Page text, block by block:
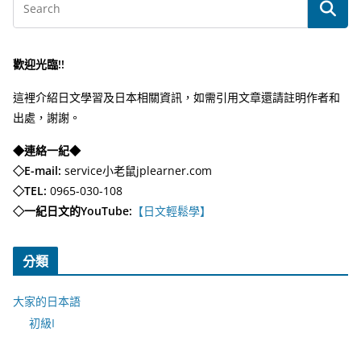
歡迎光臨!!
這裡介紹日文學習及日本相關資訊，如需引用文章還請註明作者和
出處，謝謝。
◆連絡一紀◆
◇E-mail: service小老鼠jplearner.com
◇TEL: 0965-030-108
◇一紀日文的YouTube: 【日文輕鬆學】
分類
大家的日本語
初級I